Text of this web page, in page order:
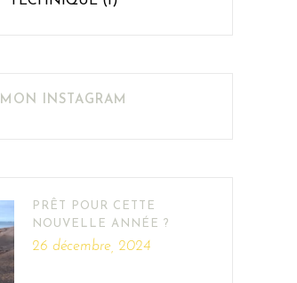
MON INSTAGRAM
PRÊT POUR CETTE
NOUVELLE ANNÉE ?
26 décembre, 2024